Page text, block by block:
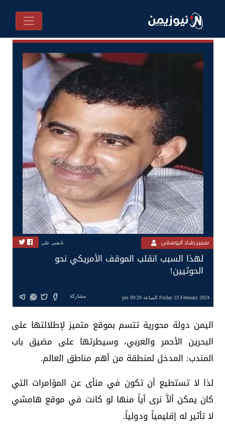
سمير رشاد اليوسفي تابعنى على
لهذا السبب انقلب الموقف الأمريكي نحو
الحوثيين!
Friday 23 February 2024 الساعة 09:29 pm مشاركة
اليمن دولة محورية تتسم بموقع متميز لإطلالتها على
البحرين الأحمر والعربي، وسيطرتها على مضيق باب
المندب: المدخل لمنطقة من أهم مناطق العالم.
لذا لا تستطيع أن تكون في منأى عن المؤامرات التي
كان يمكن ألاَّ نرى أياً منها لو كانت في موقع هامشي
لا تأثير له إقليمياً ودولياً.